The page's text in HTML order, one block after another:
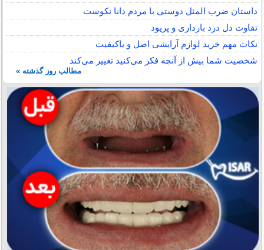
داستان ضرب المثل دوستی با مردم دانا نكوست
تفاوت دل درد بارداری و پریود
نکات مهم خرید لوازم آرایشی اصل و باکیفیت
شخصیت شما بیش از آنچه فکر می‌کنید تغییر می‌کند
مطالب روز گذشته »